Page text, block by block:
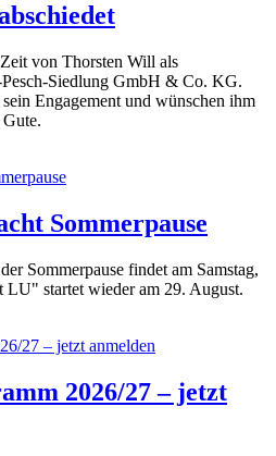
von Thorsten Will als
Siedlung GmbH & Co. KG.
Engagement und wünschen ihm
Sommerpause
Sommerpause findet am Samstag,
LU" startet wieder am 29. August.
2026/27 – jetzt